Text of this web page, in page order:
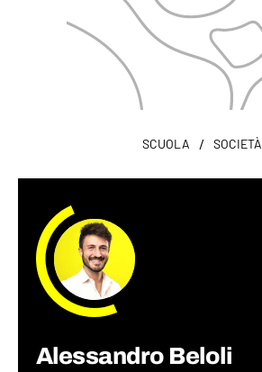
SCUOLA / SOCIETÀ
Alessandro Beloli